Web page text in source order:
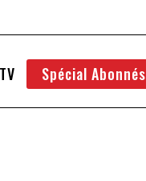
Spécial Abonnés